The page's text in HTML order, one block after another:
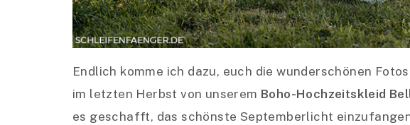
Endlich komme ich dazu, euch die wunderschönen
im letzten Herbst von unserem Boho-Hochzeitskleid
es geschafft, das schönste Septemberlicht